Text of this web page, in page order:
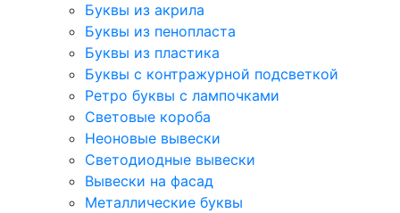
Буквы из акрила
Буквы из пенопласта
Буквы из пластика
Буквы с контражурной подсветкой
Ретро буквы с лампочками
Световые короба
Неоновые вывески
Светодиодные вывески
Вывески на фасад
Металлические буквы